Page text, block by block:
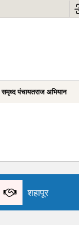
पंचायतराज अभियान
शहापूर